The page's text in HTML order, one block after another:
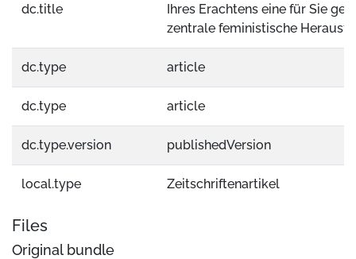
dc.title
Ihres Erachtens eine für Sie
zentrale feministische
dc.type article
dc.type article
dc.type.version publishedVersion
local.type Zeitschriftenartikel
Files
Original bundle